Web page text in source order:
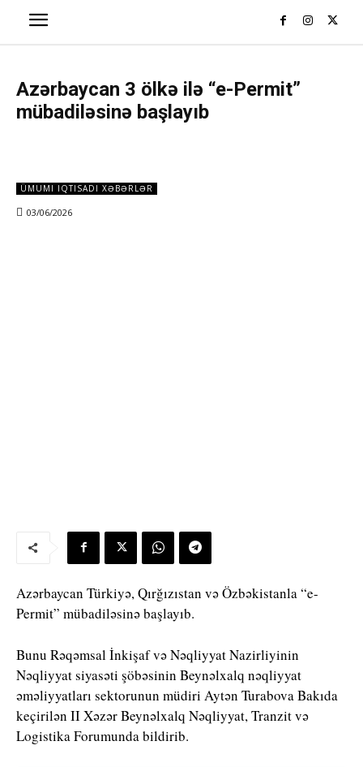
Azərbaycan 3 ölkə ilə “e-Permit”
mübadiləsinə başlayıb
ÜMUMI IQTISADI XƏBƏRLƏR
03/06/2026
Azərbaycan Türkiyə, Qırğızıstan və Özbəkistanla “e-
Permit” mübadiləsinə başlayıb.
Bunu Rəqəmsal İnkişaf və Nəqliyyat Nazirliyinin
Nəqliyyat siyasəti şöbəsinin Beynəlxalq nəqliyyat
əməliyyatları sektorunun müdiri Aytən Turabova Bakıda
keçirilən II Xəzər Beynəlxalq Nəqliyyat, Tranzit və
Logistika Forumunda bildirib.